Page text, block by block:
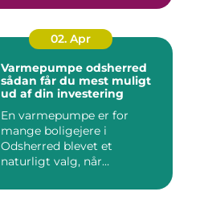
02. Apr
Varmepumpe odsherred
sådan får du mest muligt
ud af din investering
En varmepumpe er for
mange boligejere i
Odsherred blevet et
naturligt valg, når